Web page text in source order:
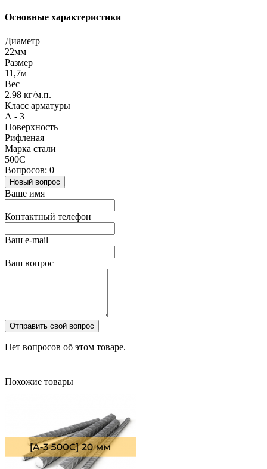
Основные характеристики
Диаметр
22мм
Размер
11,7м
Вес
2.98 кг/м.п.
Класс арматуры
А - 3
Поверхность
Рифленая
Марка стали
500С
Вопросов: 0
Новый вопрос
Ваше имя
Контактный телефон
Ваш e-mail
Ваш вопрос
Отправить свой вопрос
Нет вопросов об этом товаре.
Похожие товары